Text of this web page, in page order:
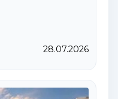
28.07.2026